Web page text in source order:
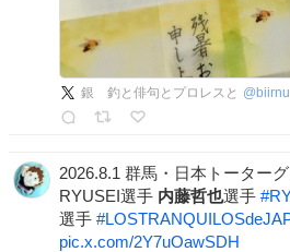
銀 釣と俳句とプロレスと @biirnu
2026.8.1 群馬・日本トーター
RYUSEI選手 内藤哲也選手 #
選手 #
pic.x.com/2Y7uOawSDH